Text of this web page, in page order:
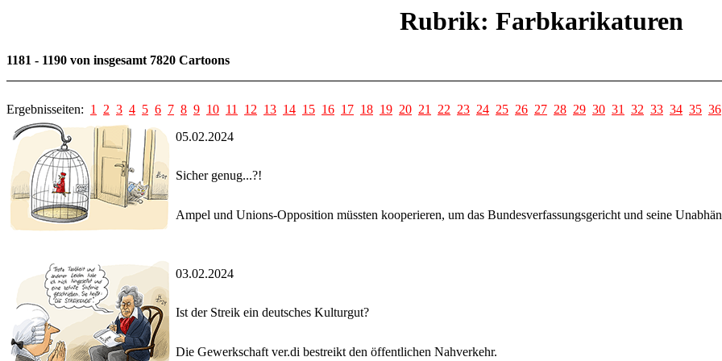
Rubrik: Farbkarikaturen
1181 - 1190 von insgesamt 7820 Cartoons
Ergebnisseiten: 1 2 3 4 5 6 7 8 9 10 11 12 13 14 15 16 17 18 19 20 21 22 23 24 25 26 27 28 29 30 31 32 33 34 35 36
05.02.2024
Sicher genug...?!
Ampel und Unions-Opposition müssten kooperieren, um das Bundesverfassungsgericht und seine
03.02.2024
Ist der Streik ein deutsches Kulturgut?
Die Gewerkschaft ver.di bestreikt den öffentlichen Nahverkehr.